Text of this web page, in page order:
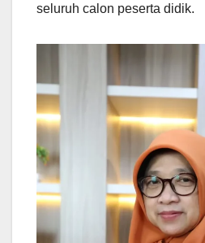
seluruh calon peserta didik.